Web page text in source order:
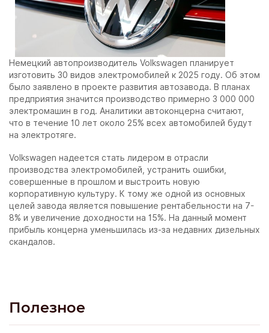
Немецкий автопроизводитель Volkswagen планирует
изготовить 30 видов электромобилей к 2025 году. Об этом
было заявлено в проекте развития автозавода. В планах
предприятия значится производство примерно 3 000 000
электромашин в год. Аналитики автоконцерна считают,
что в течение 10 лет около 25% всех автомобилей будут
на электротяге.
Volkswagen надеется стать лидером в отрасли
производства электромобилей, устранить ошибки,
совершенные в прошлом и выстроить новую
корпоративную культуру. К тому же одной из основных
целей завода является повышение рентабельности на 7-
8% и увеличение доходности на 15%. На данный момент
прибыль концерна уменьшилась из-за недавних дизельных
скандалов.
Полезное